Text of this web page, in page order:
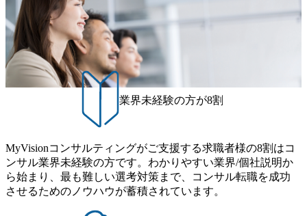
業界未経験の方が8割
MyVisionコンサルティングがご支援する求職者様の8割はコ
ンサル業界未経験の方です。わかりやすい業界/個社説明か
ら始まり、最も難しい選考対策まで、コンサル転職を成功
させるためのノウハウが蓄積されています。